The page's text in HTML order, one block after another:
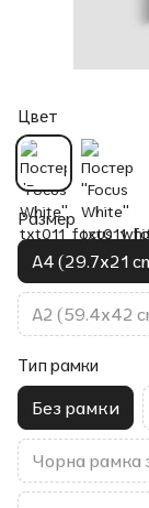
Цвет
Размер
A4 (29.7x21
A2 (59.4x42
Тип рамки
Без рамки
Чорна рамка